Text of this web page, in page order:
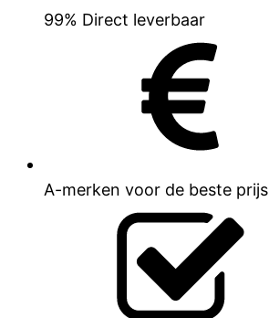
99% Direct leverbaar
A-merken voor de beste prijs